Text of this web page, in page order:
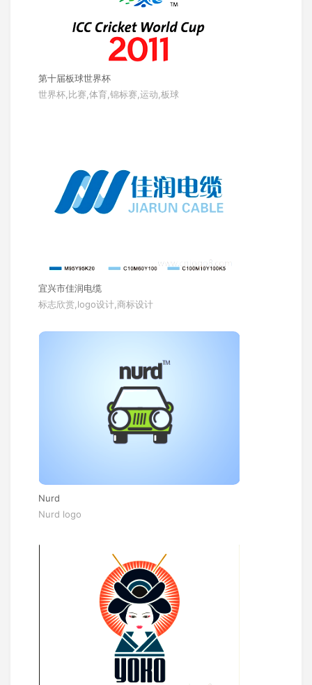
第十届板球世界杯
世界杯,比赛,体育,锦标赛,运动,板球
宜兴市佳润电缆
标志欣赏,logo设计,商标设计
Nurd
Nurd logo